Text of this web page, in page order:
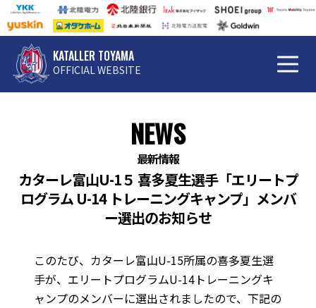
KATALLER TOYAMA
OFFICIAL WEBSITE
NEWS
最新情報
カターレ富山U-1５ 喜多夏生選手「エリートプ
ログラム U-14 トレーニングキャンプ」メンバ
ー選出のお知らせ
このたび、カターレ富山U-15所属の喜多夏生選
手が、エリートプログラムU-14トレーニングキ
ャンプのメンバーに選出されましたので、下記の